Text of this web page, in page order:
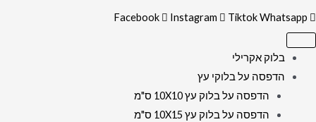
Facebook Instagram TiktokWhatsapp
בלוק אקרילי
הדפסה על בלוקי עץ
הדפסה על בלוק עץ 10X10 ס"מ
הדפסה על בלוק עץ 10X15 ס"מ
בגווני
וזהב
על
קנבס